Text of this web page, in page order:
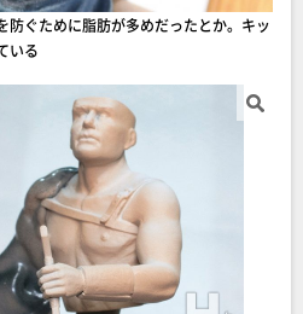
ぐために脂肪が多めだったとか。キッ
いる